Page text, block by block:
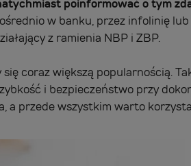
poinformować o tym
w banku, przez infolinię
z ramienia NBP i ZBP.
coraz większą popularnością.
i bezpieczeństwo przy
a przede wszystkim warto